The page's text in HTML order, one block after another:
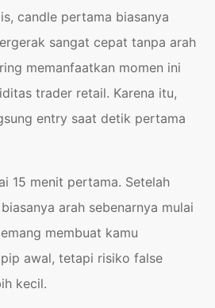
candle pertama biasanya
sangat cepat tanpa arah
memanfaatkan momen ini
trader retail. Karena itu,
entry saat detik pertama
15 menit pertama. Setelah
arah sebenarnya mulai
membuat kamu
awal, tetapi risiko false
kecil.